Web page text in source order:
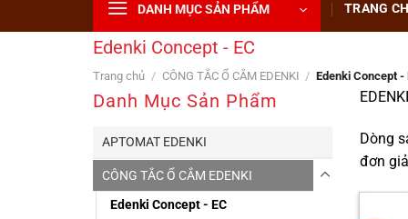
DANH MỤC SẢN PHẨM TRANG
Edenki Concept - EC
Trang chủ / CÔNG TẮC Ổ CẮM EDENKI / Edenki Concept -
Danh Mục Sản Phẩm
APTOMAT EDENKI
CÔNG TẮC Ổ CẮM EDENKI
Edenki Concept - EC
Dòng
đơn